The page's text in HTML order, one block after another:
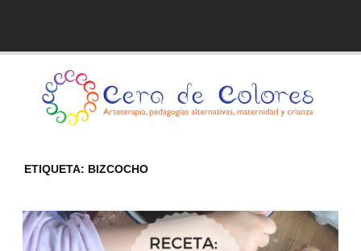
ETIQUETA: BIZCOCHO